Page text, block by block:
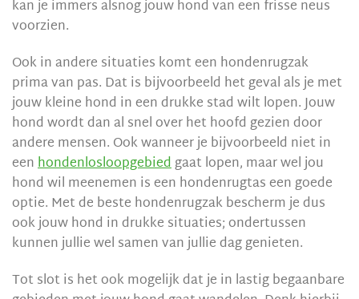
kan je immers alsnog jouw hond van een frisse neus
voorzien.
Ook in andere situaties komt een hondenrugzak
prima van pas. Dat is bijvoorbeeld het geval als je met
jouw kleine hond in een drukke stad wilt lopen. Jouw
hond wordt dan al snel over het hoofd gezien door
andere mensen. Ook wanneer je bijvoorbeeld niet in
eenhondenlosloopgebiedgaat lopen, maar wel jou
hond wil meenemen is een hondenrugtas een goede
optie. Met de beste hondenrugzak bescherm je dus
ook jouw hond in drukke situaties; ondertussen
kunnen jullie wel samen van jullie dag genieten.
Tot slot is het ook mogelijk dat je in lastig begaanbare